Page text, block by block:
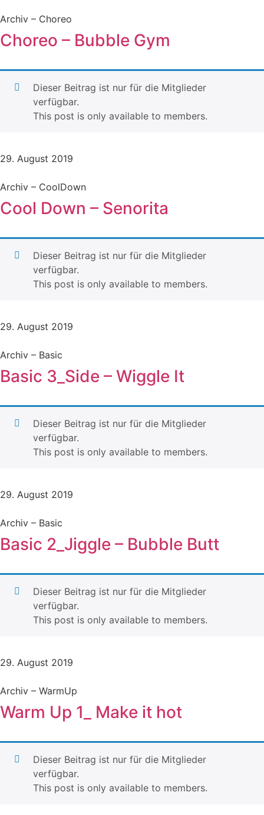
Archiv – Choreo
Choreo – Bubble Gym
Dieser Beitrag ist nur für die Mitglieder
verfügbar.
This post is only available to members.
29. August 2019
Archiv – CoolDown
Cool Down – Senorita
Dieser Beitrag ist nur für die Mitglieder
verfügbar.
This post is only available to members.
29. August 2019
Archiv – Basic
Basic 3_Side – Wiggle It
Dieser Beitrag ist nur für die Mitglieder
verfügbar.
This post is only available to members.
29. August 2019
Archiv – Basic
Basic 2_Jiggle – Bubble Butt
Dieser Beitrag ist nur für die Mitglieder
verfügbar.
This post is only available to members.
29. August 2019
Archiv – WarmUp
Warm Up 1_ Make it hot
Dieser Beitrag ist nur für die Mitglieder
verfügbar.
This post is only available to members.